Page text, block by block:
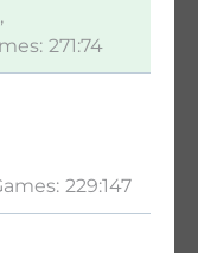
271:74
229:147